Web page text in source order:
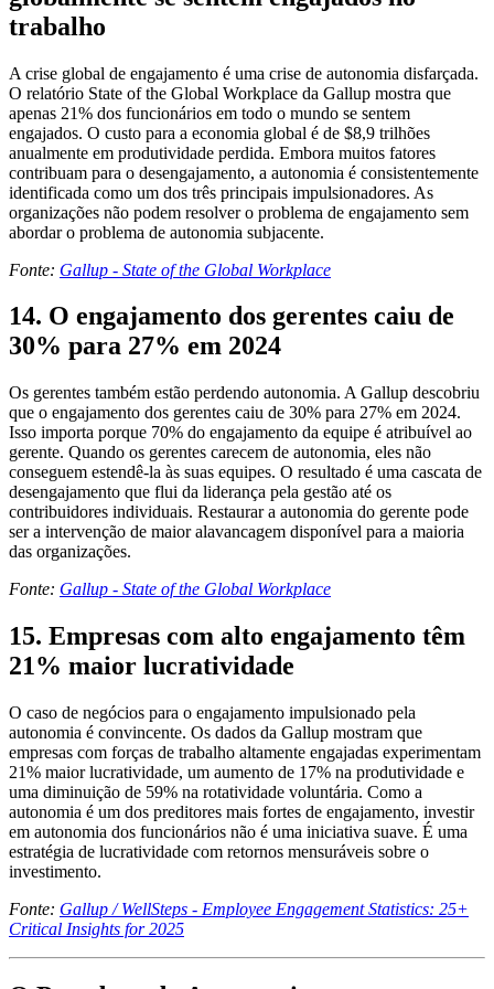
trabalho
A crise global de engajamento é uma crise de autonomia disfarçada.
O relatório State of the Global Workplace da Gallup mostra que
apenas 21% dos funcionários em todo o mundo se sentem
engajados. O custo para a economia global é de $8,9 trilhões
anualmente em produtividade perdida. Embora muitos fatores
contribuam para o desengajamento, a autonomia é consistentemente
identificada como um dos três principais impulsionadores. As
organizações não podem resolver o problema de engajamento sem
abordar o problema de autonomia subjacente.
Fonte: Gallup - State of the Global Workplace
14. O engajamento dos gerentes caiu de
30% para 27% em 2024
Os gerentes também estão perdendo autonomia. A Gallup descobriu
que o engajamento dos gerentes caiu de 30% para 27% em 2024.
Isso importa porque 70% do engajamento da equipe é atribuível ao
gerente. Quando os gerentes carecem de autonomia, eles não
conseguem estendê-la às suas equipes. O resultado é uma cascata de
desengajamento que flui da liderança pela gestão até os
contribuidores individuais. Restaurar a autonomia do gerente pode
ser a intervenção de maior alavancagem disponível para a maioria
das organizações.
Fonte: Gallup - State of the Global Workplace
15. Empresas com alto engajamento têm
21% maior lucratividade
O caso de negócios para o engajamento impulsionado pela
autonomia é convincente. Os dados da Gallup mostram que
empresas com forças de trabalho altamente engajadas experimentam
21% maior lucratividade, um aumento de 17% na produtividade e
uma diminuição de 59% na rotatividade voluntária. Como a
autonomia é um dos preditores mais fortes de engajamento, investir
em autonomia dos funcionários não é uma iniciativa suave. É uma
estratégia de lucratividade com retornos mensuráveis sobre o
investimento.
Fonte: Gallup / WellSteps - Employee Engagement Statistics: 25+
Critical Insights for 2025